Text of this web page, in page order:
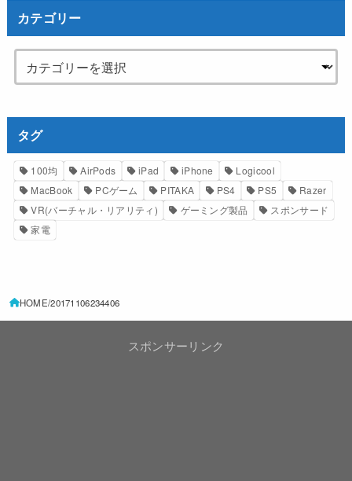
カテゴリー
タグ
100均 AirPods iPad iPhone
Logicool
MacBook
PCゲーム PITAKA PS4 PS5
Razer
VR(バーチャル・リアリティ)
ゲーミング製品
スポンサード
家電
HOME 20171106234406
スポンサーリンク